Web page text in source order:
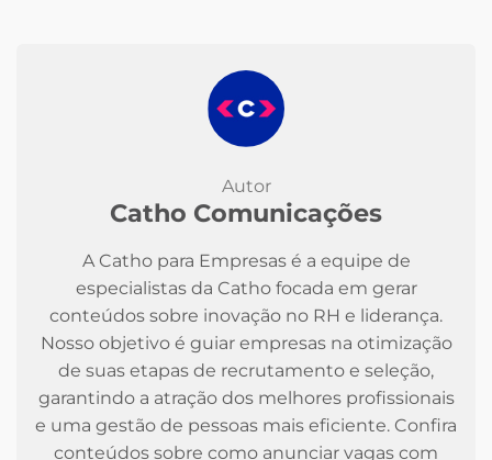
Autor
Catho Comunicações
A Catho para Empresas é a equipe de
especialistas da Catho focada em gerar
conteúdos sobre inovação no RH e liderança.
Nosso objetivo é guiar empresas na otimização
de suas etapas de recrutamento e seleção,
garantindo a atração dos melhores profissionais
e uma gestão de pessoas mais eficiente. Confira
conteúdos sobre como anunciar vagas com